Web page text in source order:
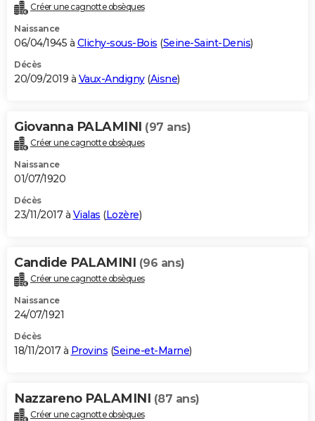
Créer une cagnotte obsèques
Naissance
06/04/1945 à Clichy-sous-Bois (Seine-Saint-Denis)
Décès
20/09/2019 à Vaux-Andigny(Aisne)
Giovanna PALAMINI (97 ans)
Créer une cagnotte obsèques
Naissance
01/07/1920
Décès
23/11/2017 à Vialas (Lozère)
Candide PALAMINI (96 ans)
Créer une cagnotte obsèques
Naissance
24/07/1921
Décès
18/11/2017 à Provins (Seine-et-Marne)
Nazzareno PALAMINI (87 ans)
Créer une cagnotte obsèques